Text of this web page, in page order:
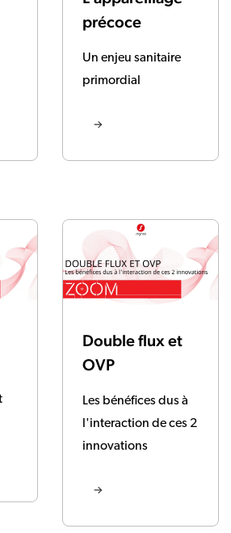
précoce
Un enjeu sanitaire
primordial
Double flux et
OVP
Les bénéfices dus à
l'interaction de ces 2
innovations